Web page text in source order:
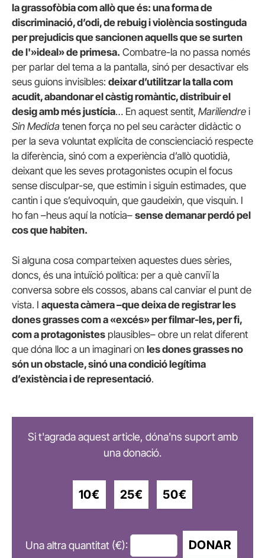
la grassofòbia com allò que és: una forma de
discriminació, d’odi, de rebuig i violència sostinguda
per prejudicis que sancionen aquells que se surten
de l'»ideal» de primesa. Combatre-la no passa només
per parlar del tema a la pantalla, sinó per desactivar els
seus guions invisibles: deixar d’utilitzar la talla com
acudit, abandonar el càstig romàntic, distribuir el
desig amb més justícia… En aquest sentit, Mariliendre i
Sin Medida tenen força no pel seu caràcter didàctic o
per la seva voluntat explícita de conscienciació respecte
la diferència, sinó com a experiència d’allò quotidià,
deixant que les seves protagonistes ocupin el focus
sense disculpar-se, que estimin i siguin estimades, que
cantin i que s’equivoquin, que gaudeixin, que visquin. I
ho fan –heus aquí la notícia– sense demanar perdó pel
cos que habiten.
Si alguna cosa comparteixen aquestes dues sèries,
doncs, és una intuïció política: per a què canviï la
conversa sobre els cossos, abans cal canviar el punt de
vista. I aquesta càmera –que deixa de registrar les
dones grasses com a «excés» per filmar-les, per fi,
com a protagonistes plausibles– obre un relat diferent
que dóna lloc a un imaginari on les dones grasses no
són un obstacle, sinó una condició legítima
d’existència i de representació.
Si t'agrada aquest article, dóna'ns suport amb
una donació.
10€ 25€ 50€
Una altra quantitat (€): DONAR